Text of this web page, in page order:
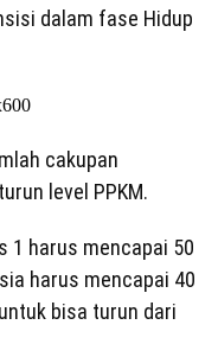
dalam fase Hidup
cakupan
level PPKM.
1 harus mencapai 50
harus mencapai 40
bisa turun dari